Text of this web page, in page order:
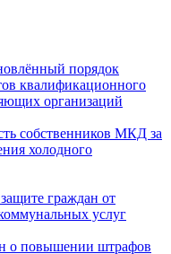
порядок
квалификационного
организаций
собственников МКД за
холодного
граждан от
услуг
о повышении штрафов